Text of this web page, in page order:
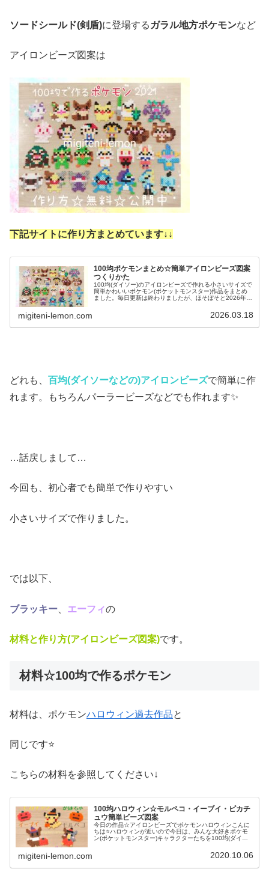
ソードシールド(剣盾)に登場する ガラル地方ポケモンなど
アイロンビーズ図案は
下記サイトに作り方まとめています↓ ↓
100均ポケモンまとめ☆簡単アイロンビーズ図案
つくりかた
100均(ダイソー)のアイロンビーズで作れる小さいサイズで
簡単かわいいポケモン(ポケットモンスター)作品をまとめ
ました。毎日更新は終わりましたが、ほそぼそと2026年も
migiteni-lemon.com 2026.03.18
どれも、 百均(ダイソーなどの)アイロンビーズで簡単に作
れます。もちろんパーラービーズなどでも作れます✨
…話戻しまして…
今回も、初心者でも簡単で作りやすい
小さいサイズで作りました。
では以下、
ブラッキー エーフィの
材料と作り方(アイロンビーズ図案)です。
材料☆100均で作るポケモン
材料は、ポケモンハロウィン過去作品と
同じです⭐
こちらの材料を参照してください↓
100均ハロウィン☆モルペコ・イーブイ・ピカチ
ュウ簡単ビーズ図案
今日の作品☆アイロンビーズでポケモンハロウィンこんに
ちは⭐ハロウィンが近いので今日は、みんな大好きポケモ
ン(ポケットモンスター)キャラクターたちを100均(ダイソ
migiteni-lemon.com 2020.10.06